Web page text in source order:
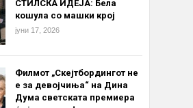
СТИЛСКА ИДЕЈА: Бела
кошула со машки крој
јуни 17, 2026
Филмот „Скејтбордингот не
е за девојчиња“ на Дина
Дума светската премиера